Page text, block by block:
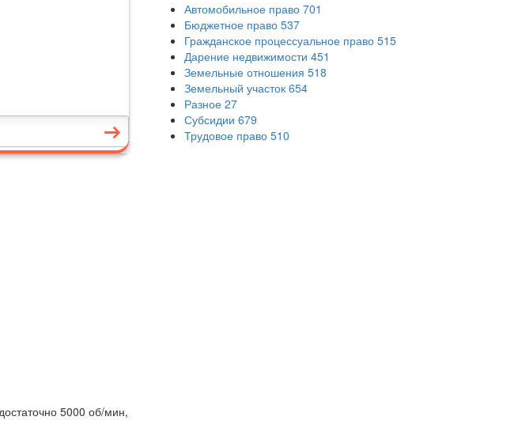
5000 об/мин,
Автомобильное право 701
Бюджетное право 537
Гражданское процессуальное право 515
Дарение недвижимости 451
Земельные отношения 518
Земельный участок 654
Разное 27
Субсидии 679
Трудовое право 510